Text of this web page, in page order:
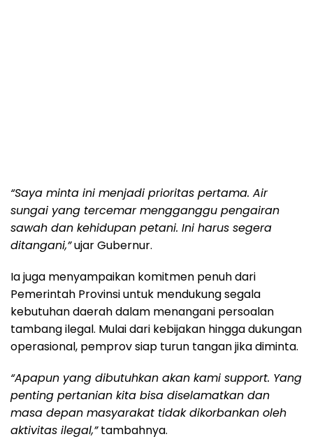
“Saya minta ini menjadi prioritas pertama. Air
sungai yang tercemar mengganggu pengairan
sawah dan kehidupan petani. Ini harus segera
ditangani,”ujar Gubernur.
Ia juga menyampaikan komitmen penuh dari
Pemerintah Provinsi untuk mendukung segala
kebutuhan daerah dalam menangani persoalan
tambang ilegal. Mulai dari kebijakan hingga dukungan
operasional, pemprov siap turun tangan jika diminta.
“Apapun yang dibutuhkan akan kami support. Yang
penting pertanian kita bisa diselamatkan dan
masa depan masyarakat tidak dikorbankan oleh
aktivitas ilegal,”tambahnya.